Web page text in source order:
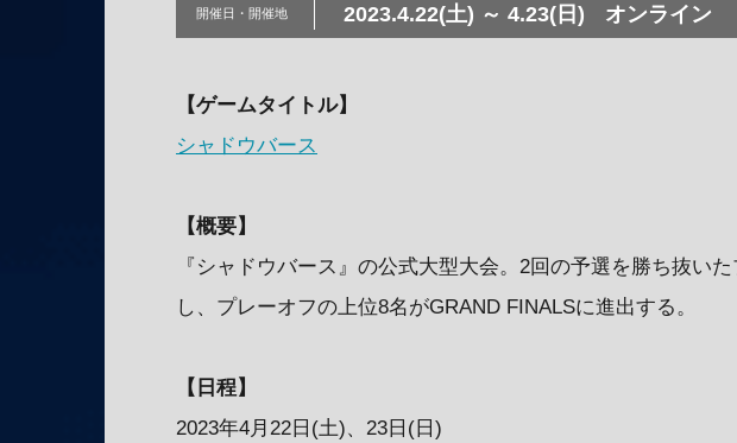
開催日・ 開催地 2023.4.22(土) ～ 4.23(日) オンライン
【ゲームタイトル】
シャドウバース
【概要】
『シャドウバース』の公式大型大会。2回の予選を勝ち抜い
し、プレーオフの上位8名がGRAND FINALSに進出する。
【日程】
2023年4月22日(土)、23日(日)